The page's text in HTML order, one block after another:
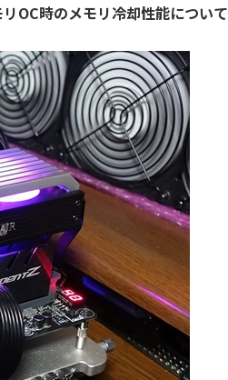
OC時のメモリ冷却性能について